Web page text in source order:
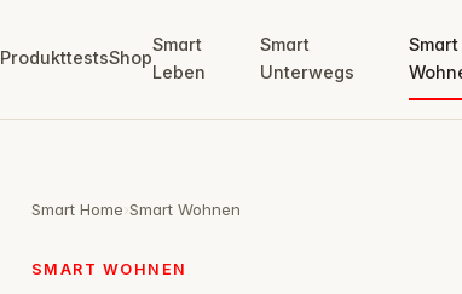
ProdukttestsShop
Smart
Leben
Smart
Unterwegs
Smart
Smart Home›Smart Wohnen
SMART WOHNEN